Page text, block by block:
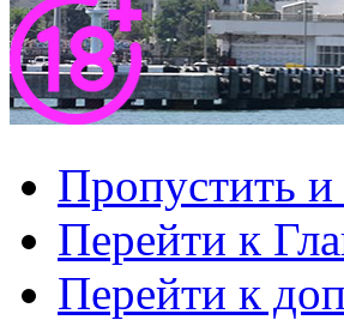
Пропустить
Перейти к
Перейти к